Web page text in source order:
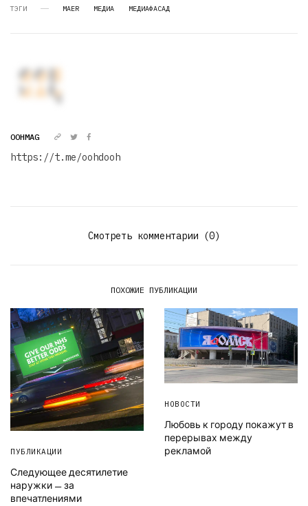
ТЭГИ MAER МЕДИА МЕДИАФАСАД
OOHMAG
https://t.me/oohdooh
Смотреть комментарии (0)
ПОХОЖИЕ ПУБЛИКАЦИИ
ПУБЛИКАЦИИ
Следующее десятилетие
наружки — за
впечатлениями
НОВОСТИ
Любовь к городу покажут в
перерывах между
рекламой